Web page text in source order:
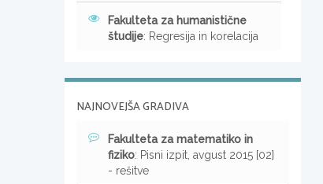
Fakulteta za humanistične
študije: Regresija in korelacija
NAJNOVEJŠA GRADIVA
Fakulteta za matematiko in
fiziko: Pisni izpit, avgust 2015 [02]
- rešitve